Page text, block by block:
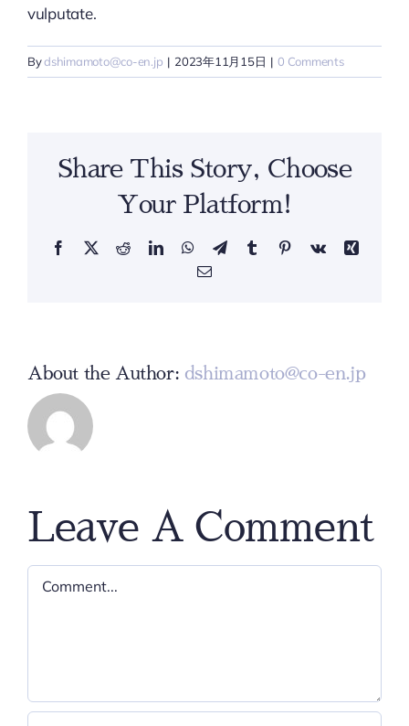
vulputate.
Bydshimamoto@co-en.jp | 2023年11月15日 | 0 Comments
Share This Story, Choose
Your Platform!
Facebook
X RedditLinkedInWhatsApp
TelegramTumblrPinterestVk
Xing
Email
About the Author: dshimamoto@co-en.jp
Leave A Comment
Comment